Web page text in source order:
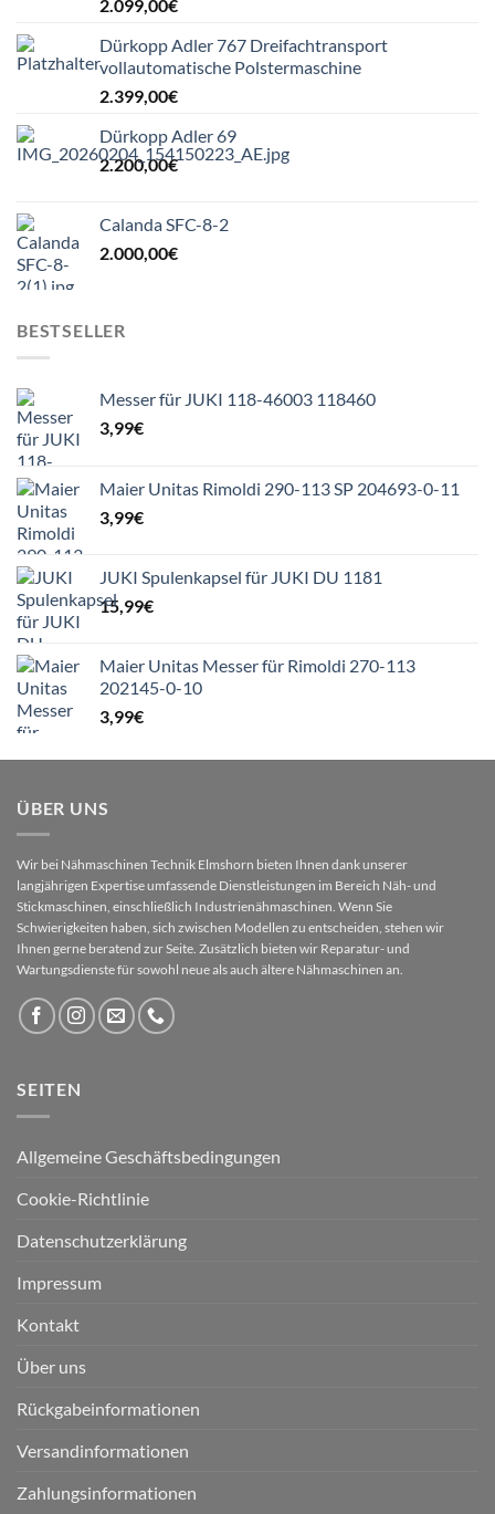
2.099,00€
Dürkopp Adler 767 Dreifachtransport
vollautomatische Polstermaschine
2.399,00€
Dürkopp Adler 69
2.200,00€
Calanda SFC-8-2
2.000,00€
BESTSELLER
Messer für JUKI 118-46003 118460
3,99€
Maier Unitas Rimoldi 290-113 SP 204693-0-11
3,99€
JUKI Spulenkapsel für JUKI DU 1181
15,99€
Maier Unitas Messer für Rimoldi 270-113
202145-0-10
3,99€
ÜBER UNS
Wir bei Nähmaschinen Technik Elmshorn bieten Ihnen dank unserer
langjährigen Expertise umfassende Dienstleistungen im Bereich Näh- und
Stickmaschinen, einschließlich Industrienähmaschinen. Wenn Sie
Schwierigkeiten haben, sich zwischen Modellen zu entscheiden, stehen wir
Ihnen gerne beratend zur Seite. Zusätzlich bieten wir Reparatur- und
Wartungsdienste für sowohl neue als auch ältere Nähmaschinen an.
SEITEN
Allgemeine Geschäftsbedingungen
Cookie-Richtlinie
Datenschutzerklärung
Impressum
Kontakt
Über uns
Rückgabeinformationen
Versandinformationen
Zahlungsinformationen